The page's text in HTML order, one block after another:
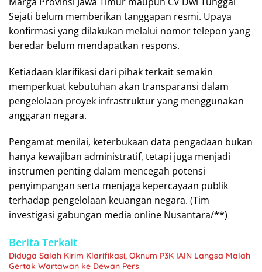
Sejati belum memberikan tanggapan resmi. Upaya
konfirmasi yang dilakukan melalui nomor telepon yang
beredar belum mendapatkan respons.
Ketiadaan klarifikasi dari pihak terkait semakin
memperkuat kebutuhan akan transparansi dalam
pengelolaan proyek infrastruktur yang menggunakan
anggaran negara.
Pengamat menilai, keterbukaan data pengadaan bukan
hanya kewajiban administratif, tetapi juga menjadi
instrumen penting dalam mencegah potensi
penyimpangan serta menjaga kepercayaan publik
terhadap pengelolaan keuangan negara. (Tim
investigasi gabungan media online Nusantara/**)
Berita Terkait
Diduga Salah Kirim Klarifikasi, Oknum P3K IAIN Langsa Malah
Gertak Wartawan ke Dewan Pers